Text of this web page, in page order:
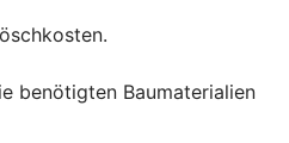
benötigten Baumaterialien